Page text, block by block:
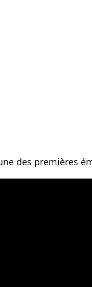
des premières